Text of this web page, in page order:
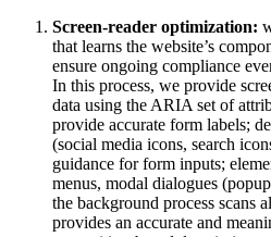
Screen-reader optimization:
that learns the website’s
ensure ongoing compliance
In this process, we provide
data using the ARIA set of
provide accurate form labels;
(social media icons, search
guidance for form inputs;
menus, modal dialogues
the background process scans
provides an accurate and